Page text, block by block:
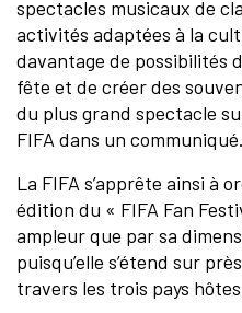
spectacles musicaux de
activités adaptées à la
davantage de possibilités
fête et de créer des
du plus grand spectacle
FIFA dans un communiqué.
La FIFA s’apprête ainsi à
édition du « FIFA Fan
ampleur que par sa
puisqu’elle s’étend sur
travers les trois pays